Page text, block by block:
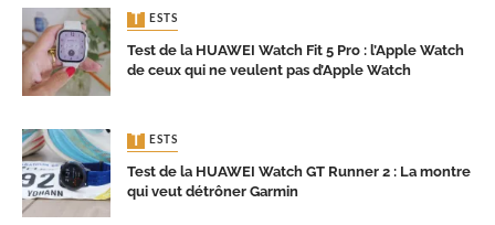
TESTS
Test de la HUAWEI Watch Fit 5 Pro : l’Apple Watch
de ceux qui ne veulent pas d’Apple Watch
TESTS
Test de la HUAWEI Watch GT Runner 2 : La montre
qui veut détrôner Garmin